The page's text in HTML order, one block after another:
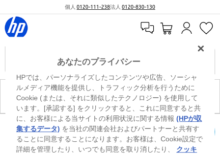
個人 0120-111-238法人 0120-830-130
現在、このカテゴリには商品がありません。
カートを確認
※ Windowsのすべてのエディションまたはバージョンで、すべての機能を使用でき
るわけではありません。Windowsの機能を最大限に活用するには、システムのハ
ードウェア、ドライバー、ソフトウェアのアップグレードおよび/または別途購
入、あるいはBIOSのアップデートが必要になる場合があります。Windowsは自動
あなたのプライバシー
HPでは、パーソナライズしたコンテンツや広告、ソーシャ
ルメディア機能を提供し、トラフィック分析を行うために
Cookie (または、それに類似したテクノロジー) を使用して
います。[承認する] をクリックすると、これに同意すると共
に、お客様による当サイトの利用状況に関する情報(HPが収
集するデータ) を当社の関連会社およびパートナーと共有す
ることに同意することになります。お客様は、Cookie設定で
詳細を管理したり、いつでも同意を取り消したり、 クッキ